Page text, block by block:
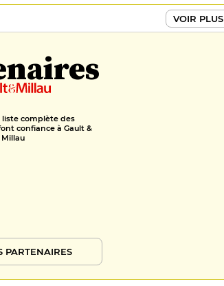
VOIR PLUS
liste complète des
confiance à Gault &
Millau
PARTENAIRES